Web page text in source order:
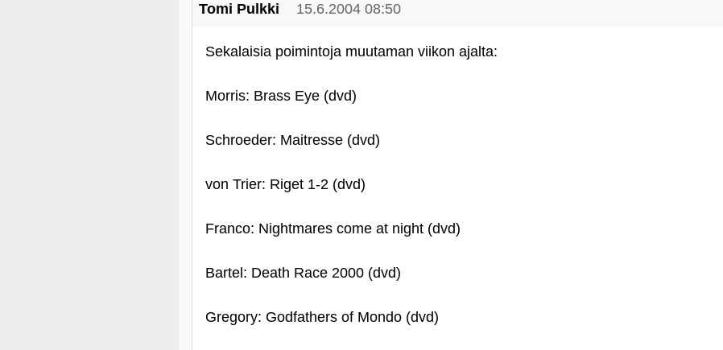
Tomi Pulkki 15.6.2004 08:50
Sekalaisia poimintoja muutaman viikon ajalta:
Morris: Brass Eye (dvd)
Schroeder: Maitresse (dvd)
von Trier: Riget 1-2 (dvd)
Franco: Nightmares come at night (dvd)
Bartel: Death Race 2000 (dvd)
Gregory: Godfathers of Mondo (dvd)